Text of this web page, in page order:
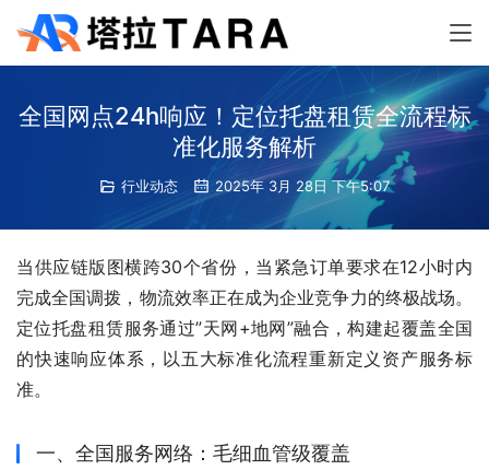
全国网点24h响应！定位托盘租赁全流程标
准化服务解析
行业动态 2025年 3月 28日 下午5:07
当供应链版图横跨30个省份，当紧急订单要求在12小时内
完成全国调拨，物流效率正在成为企业竞争力的终极战场。
定位托盘租赁服务通过”天网+地网”融合，构建起覆盖全国
的快速响应体系，以五大标准化流程重新定义资产服务标
准。
一、全国服务网络：毛细血管级覆盖